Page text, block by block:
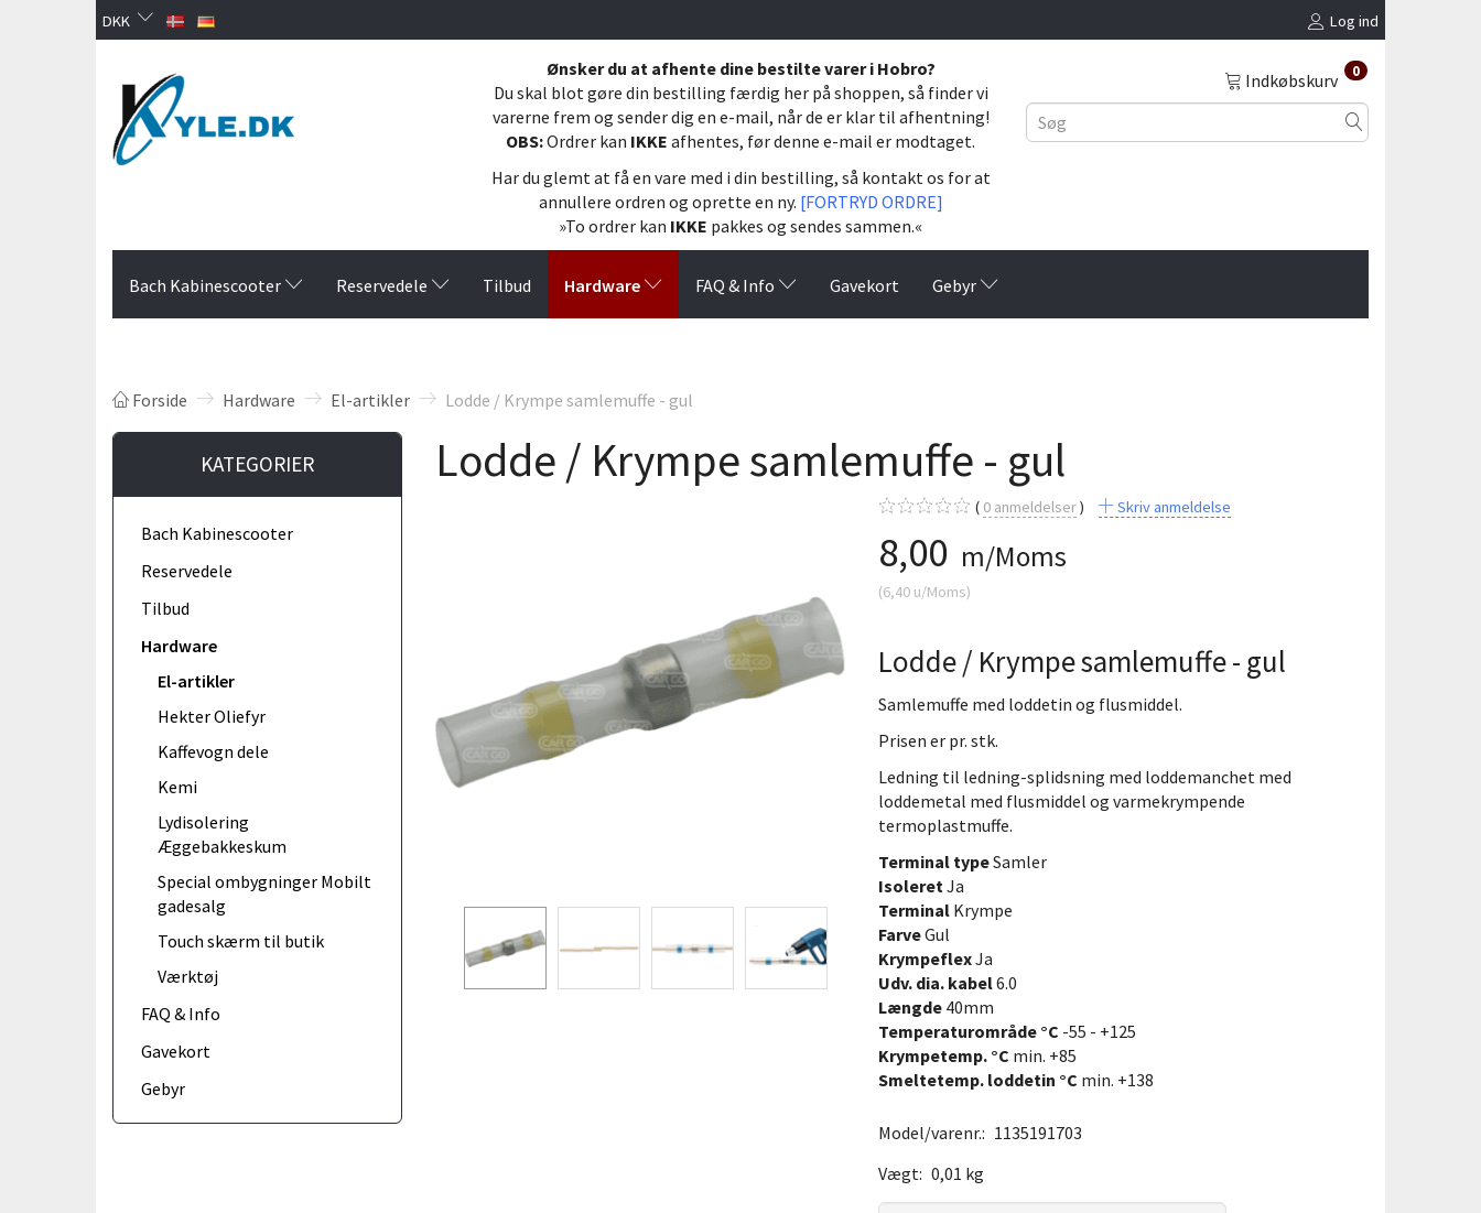
DKK Log ind
Ønsker du at afhente dine bestilte varer i Hobro?
Du skal blot gøre din bestilling færdig her på shoppen, så finder vi
varerne frem og sender dig en e-mail, når de er klar til afhentning!
OBS:Ordrer kan IKKE afhentes, før denne e-mail er modtaget.
Har du glemt at få en vare med i din bestilling, så kontakt os for at
annullere ordren og oprette en ny. [FORTRYD ORDRE]
»To ordrer kan IKKE pakkes og sendes sammen.«
Indkøbskurv 0
Bach Kabinescooter Reservedele Tilbud Hardware FAQ & Info Gavekort Gebyr
Forside Hardware El-artikler Lodde / Krympe samlemuffe - gul
KATEGORIER
Bach Kabinescooter
Reservedele
Tilbud
Hardware
El-artikler
Hekter Oliefyr
Kaffevogn dele
Kemi
Lydisolering
Æggebakkeskum
Special ombygninger Mobilt
gadesalg
Touch skærm til butik
Værktøj
FAQ & Info
Gavekort
Gebyr
Lodde / Krympe samlemuffe - gul
0anmeldelser Skriv anmeldelse
8,00 m/Moms
(6,40u/Moms)
Lodde / Krympe samlemuffe - gul
Samlemuffe med loddetin og flusmiddel.
Prisen er pr. stk.
Ledning til ledning-splidsning med loddemanchet med
loddemetal med flusmiddel og varmekrympende
termoplastmuffe.
Terminal typeSamler
Isoleret Ja
Terminal Krympe
FarveGul
KrympeflexJa
Udv. dia. kabel6.0
Længde 40mm
Temperaturområde °C -55 - +125
Krympetemp. °C min. +85
Smeltetemp. loddetin °C min. +138
Model/varenr.: 1135191703
Vægt: 0,01 kg